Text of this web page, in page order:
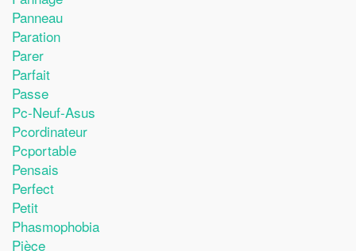
Panneau
Paration
Parer
Parfait
Passe
Pc-Neuf-Asus
Pcordinateur
Pcportable
Pensais
Perfect
Petit
Phasmophobia
Pièce